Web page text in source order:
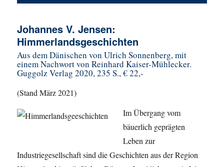
Johannes V. Jensen:
Himmerlandsgeschichten
Aus dem Dänischen von Ulrich Sonnenberg, mit
einem Nachwort von Reinhard Kaiser-Mühlecker.
Guggolz Verlag 2020, 235 S., € 22,-
(Stand März 2021)
Im Übergang vom
bäuerlich geprägten
Leben zur
Industriegesellschaft sind die Geschichten aus der Region